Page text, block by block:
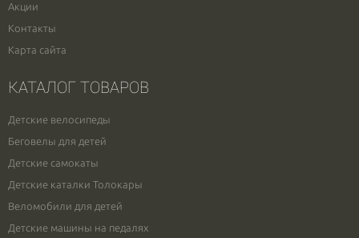
Акции
Контакты
Карта сайта
КАТАЛОГ ТОВАРОВ
Детские велосипеды
Беговелы для детей
Детские самокаты
Детские каталки Толокары
Веломобили для детей
Детские машины на педалях